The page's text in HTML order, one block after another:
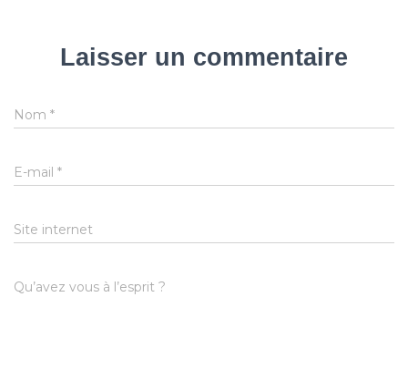
Laisser un commentaire
Nom *
E-mail *
Site internet
Qu’avez vous à l’esprit ?